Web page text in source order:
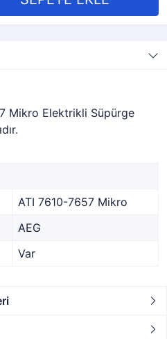
Mikro Elektrikli Süpürge
ATI 7610-7657 Mikro
AEG
Var